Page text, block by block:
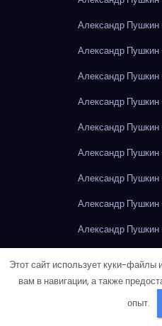
Александр
Александр
Александр
Александр
Александр
Александр
Александр
Александр
Александр
Александр
Александр
Этот сайт использует куки-файлы
вам в навигации, а также
опыт.